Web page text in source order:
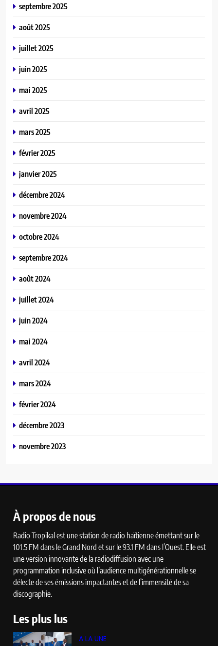
septembre 2025
août 2025
juillet 2025
juin 2025
mai 2025
avril 2025
mars 2025
février 2025
janvier 2025
décembre 2024
novembre 2024
octobre 2024
septembre 2024
août 2024
juillet 2024
juin 2024
mai 2024
avril 2024
mars 2024
février 2024
décembre 2023
novembre 2023
À propos de nous
Radio Tropikal est une station de radio haïtienne émettant sur le
101.5 FM dans le Grand Nord et sur le 93.1 FM dans l’Ouest. Elle est
une version innovante de la radiodiffusion avec une
programmation inclusive où l’audience multigénérationnelle se
délecte de ses émissions impactantes et de l’immensité de sa
discographie.
Les plus lus
A LA UNE